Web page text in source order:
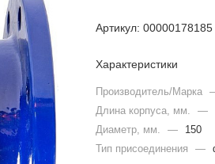
Артикул: 00000178185
Характеристики
Производитель/Марка
Длина корпуса, мм.
—
Диаметр, мм.
—
150
Тип присоединения
—